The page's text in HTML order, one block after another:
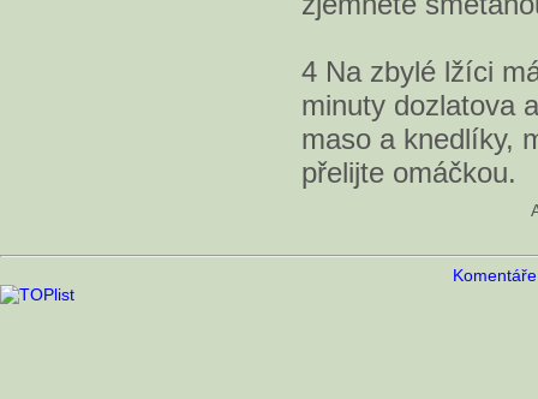
4 Na zbylé lžíci
minuty dozlatova
maso a knedlíky,
přelijte omáčkou.